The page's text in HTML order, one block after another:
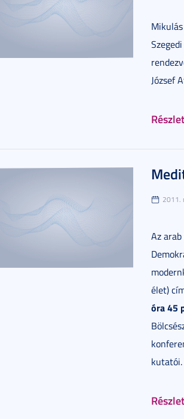
József
2011.
Az
élet)
óra 45
kutatói.